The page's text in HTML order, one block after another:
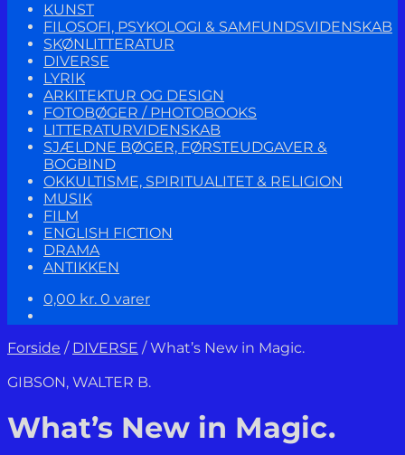
KUNST
FILOSOFI, PSYKOLOGI & SAMFUNDSVIDENSKAB
SKØNLITTERATUR
DIVERSE
LYRIK
ARKITEKTUR OG DESIGN
FOTOBØGER / PHOTOBOOKS
LITTERATURVIDENSKAB
SJÆLDNE BØGER, FØRSTEUDGAVER &
BOGBIND
OKKULTISME, SPIRITUALITET & RELIGION
MUSIK
FILM
ENGLISH FICTION
DRAMA
ANTIKKEN
0,00 kr. 0 varer
Forside / DIVERSE /What’s New in Magic.
GIBSON, WALTER B.
What’s New in Magic.